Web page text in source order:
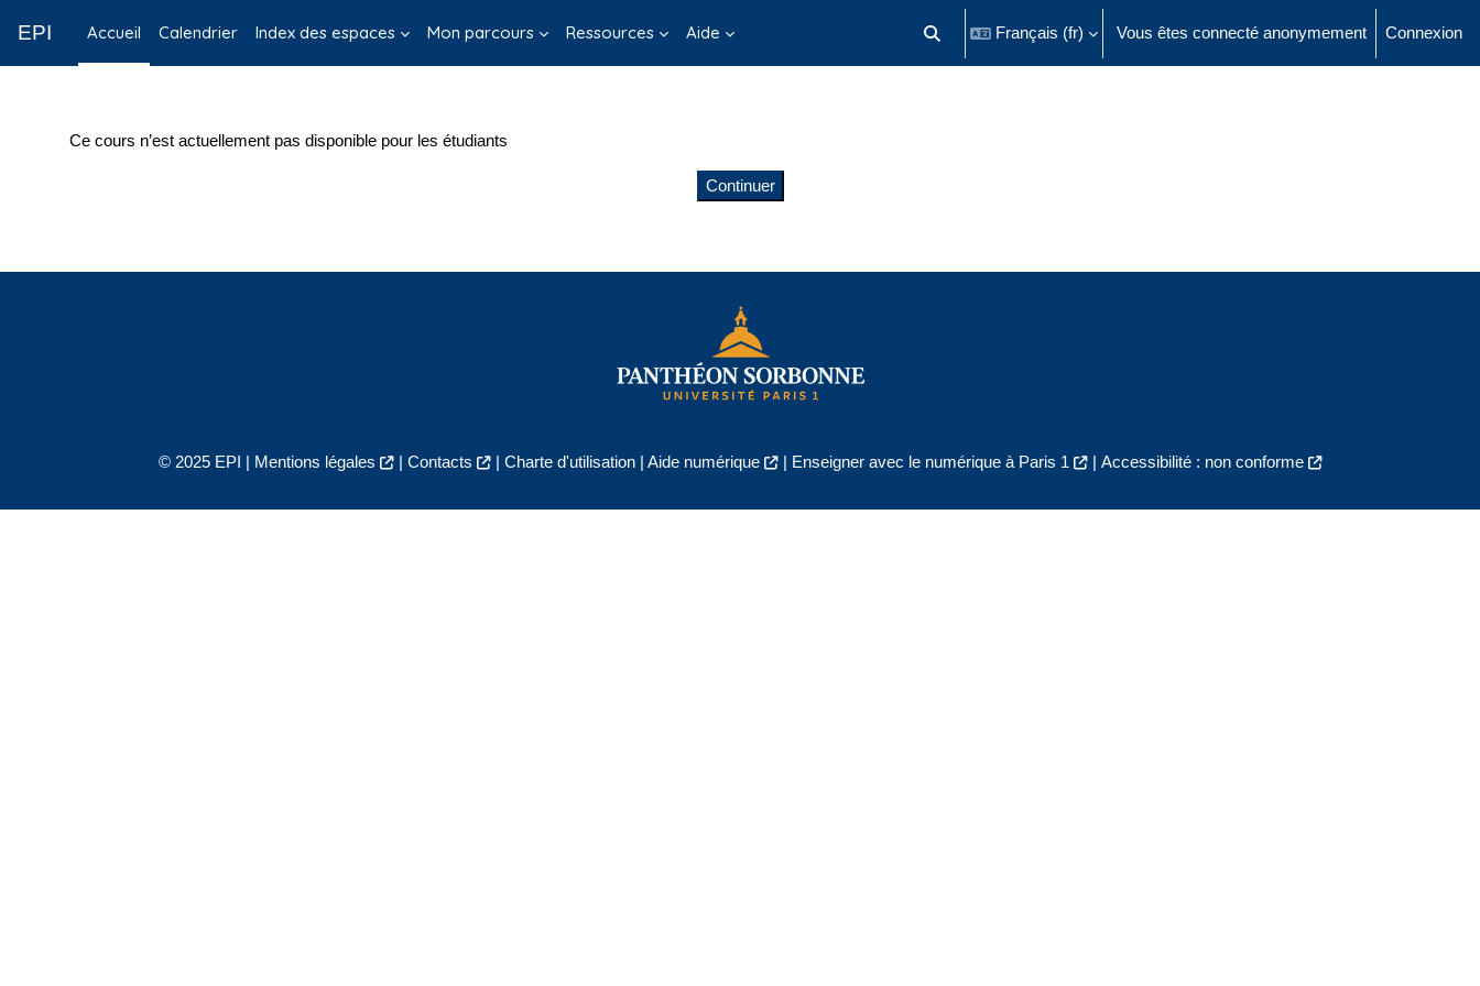
EPI Accueil Calendrier Index des espaces Mon parcours Ressources Aide Activer/désactiver la saisie de recherche
Français ‎(fr)‎ Vous êtes connecté anonymement Connexion
Ce cours n’est actuellement pas disponible pour les étudiants
Continuer
© 2025 EPI | Mentions légales | Contacts | Charte d'utilisation| Aide numérique | Enseigner avec le numérique à Paris 1 | Accessibilité : non conforme